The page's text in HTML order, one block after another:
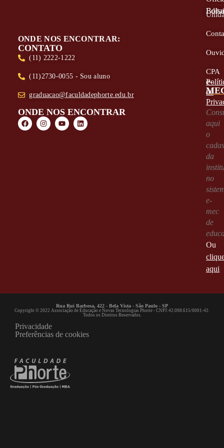
ONDE NOS ENCONTRAR:
CONTATO
(11) 2222-1222
(11)2730-0055 - Sou aluno
graduacao@faculdadephorte.edu.br
ONDE NOS ENCONTRAR
CPA
e-
aqui
o
da
no
e-
mec
de
Ou
aqui
de
Rua Rui Barbosa, 422 - Bela Vista - São Paulo - SP
Copyright © 2022 Associação de Educação e Novas Tecnologias Phorte - CNPJ:42.098.615/0001-42.
Todos os Direitos Reservados.
Privacidade
Preferências de cookies